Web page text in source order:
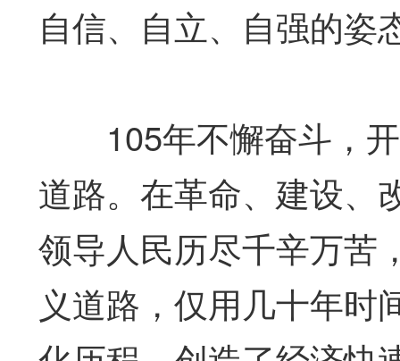
自信、自立、自强的姿
105年不懈奋斗，开
道路。在革命、建设、
领导人民历尽千辛万苦
义道路，仅用几十年时